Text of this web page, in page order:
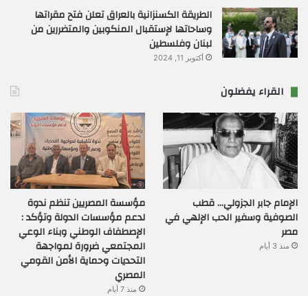
الطريقة الكسنزانية بالعراق تعلن فتح مقراتها
وساحاتها لإستقبال المنكوبين والمتضررين من
لبنان وفلسطين
أكتوبر 11, 2024
القراء يفضلون
الإمام جابر الجزولي… قطب
الصوفية وسفير الحب الإلهي في
مصر
منذ 3 أيام
مؤسسة المصريين تنظم ندوة
لدعم مؤسسات الدولة وتؤكد :
الإصطفاف الوطني وبناء الوعي
المجتمعي ضرورة لمواجهة
التحديات وحماية الأمن القومي
المصري
منذ 7 أيام